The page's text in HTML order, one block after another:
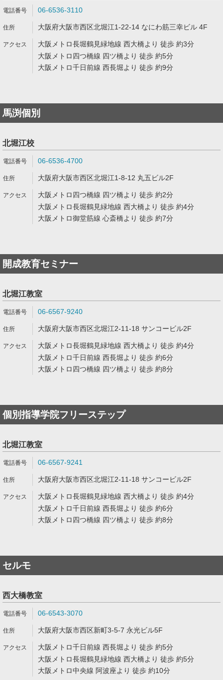
06-6536-3110
大阪府大阪市西区北堀江1-22-14 なにわ筋三幸ビル 4F
大阪メトロ長堀鶴見緑地線 西大橋より 徒歩 約3分
大阪メトロ四つ橋線 四ツ橋より 徒歩 約5分
大阪メトロ千日前線 西長堀より 徒歩 約9分
馬渕個別
北堀江校
06-6536-4700
大阪府大阪市西区北堀江1-8-12 丸五ビル2F
大阪メトロ四つ橋線 四ツ橋より 徒歩 約2分
大阪メトロ長堀鶴見緑地線 西大橋より 徒歩 約4分
大阪メトロ御堂筋線 心斎橋より 徒歩 約7分
開成教育セミナー
北堀江教室
06-6567-9240
大阪府大阪市西区北堀江2-11-18 サンコービル2F
大阪メトロ長堀鶴見緑地線 西大橋より 徒歩 約4分
大阪メトロ千日前線 西長堀より 徒歩 約6分
大阪メトロ四つ橋線 四ツ橋より 徒歩 約8分
個別指導学院フリーステップ
北堀江教室
06-6567-9241
大阪府大阪市西区北堀江2-11-18 サンコービル2F
大阪メトロ長堀鶴見緑地線 西大橋より 徒歩 約4分
大阪メトロ千日前線 西長堀より 徒歩 約6分
大阪メトロ四つ橋線 四ツ橋より 徒歩 約8分
セルモ
西大橋教室
06-6543-3070
大阪府大阪市西区新町3-5-7 永光ビル5F
大阪メトロ千日前線 西長堀より 徒歩 約5分
大阪メトロ長堀鶴見緑地線 西大橋より 徒歩 約5分
大阪メトロ中央線 阿波座より 徒歩 約10分